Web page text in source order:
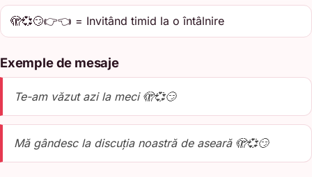
🫣💞😏👉👈 = Invitând timid la o întâlnire
Exemple de mesaje
Te-am văzut azi la meci 🫣💞😏
Mă gândesc la discuția noastră de aseară 🫣💞😏